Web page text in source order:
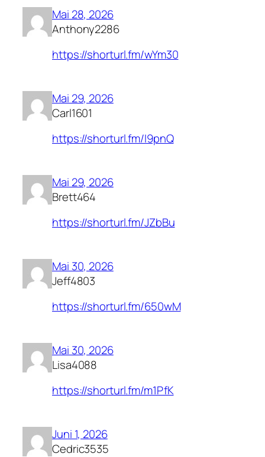
Mai 28, 2026
Anthony2286
https://shorturl.fm/wYm30
Mai 29, 2026
Carl1601
https://shorturl.fm/I9pnQ
Mai 29, 2026
Brett464
https://shorturl.fm/JZbBu
Mai 30, 2026
Jeff4803
https://shorturl.fm/650wM
Mai 30, 2026
Lisa4088
https://shorturl.fm/m1PfK
Juni 1, 2026
Cedric3535